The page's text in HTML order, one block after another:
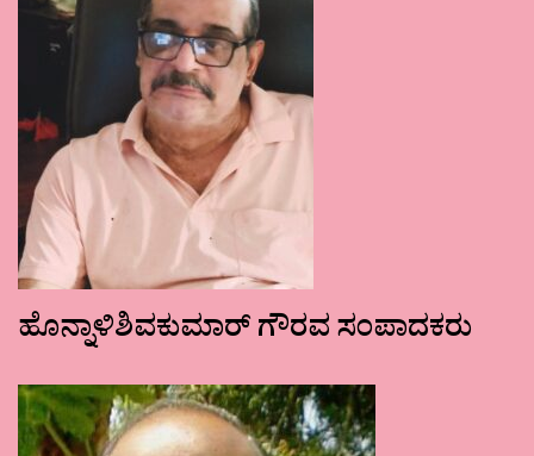
ಹೊನ್ನಾಳಿಶಿವಕುಮಾರ್ ಗೌರವ ಸಂಪಾದಕರು